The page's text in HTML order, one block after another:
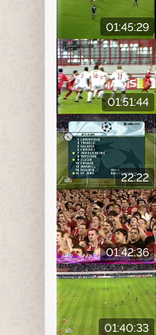
01:45:29
01:51:44
22:22
01:42:36
01:40:33